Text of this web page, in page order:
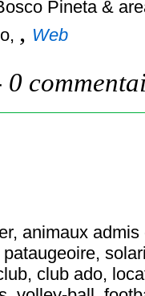
Pineta &
, Web
0
animaux
club ado,